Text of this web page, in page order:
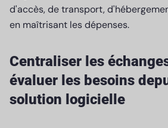
d'accès, de transport,
en maîtrisant les dépenses.
Centraliser les
évaluer les besoins
solution logicielle